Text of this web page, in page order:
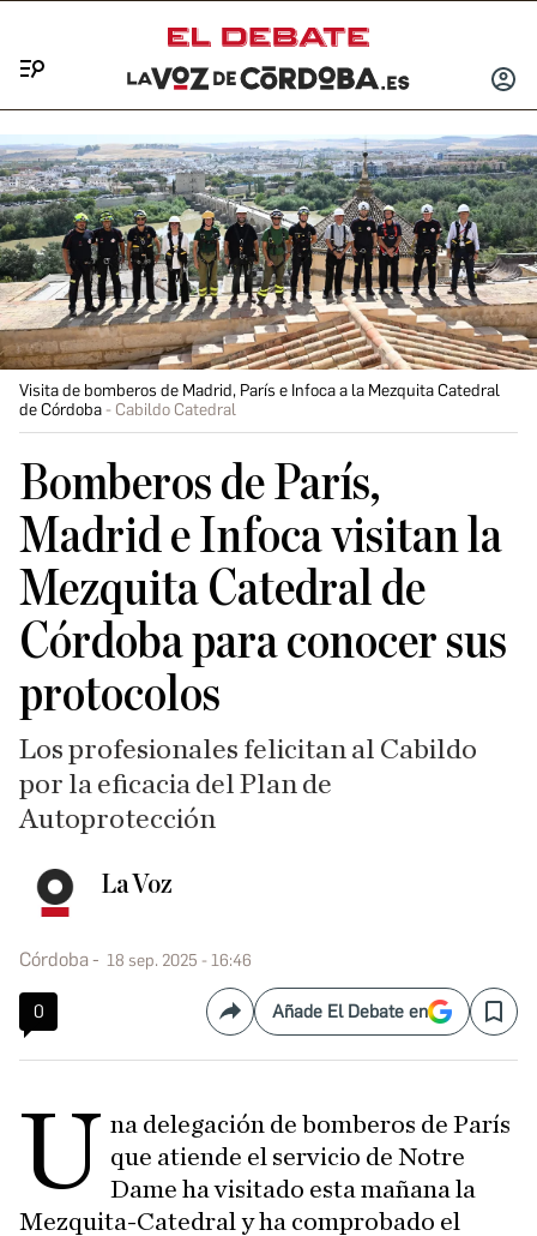
INICIAR
Visita de bomberos de Madrid, París e Infoca a la Mezquita Catedral
de Córdoba
Cabildo Catedral
Bomberos de París,
Madrid e Infoca visitan la
Mezquita Catedral de
Córdoba para conocer sus
protocolos
Los profesionales felicitan al Cabildo
por la eficacia del Plan de
Autoprotección
La Voz
Córdoba 18 sep. 2025 - 16:46
0 CompartirAñade El Debate en Save
U na delegación de bomberos de París
que atiende el servicio de Notre
Dame ha visitado esta mañana la
Mezquita-Catedral y ha comprobado el